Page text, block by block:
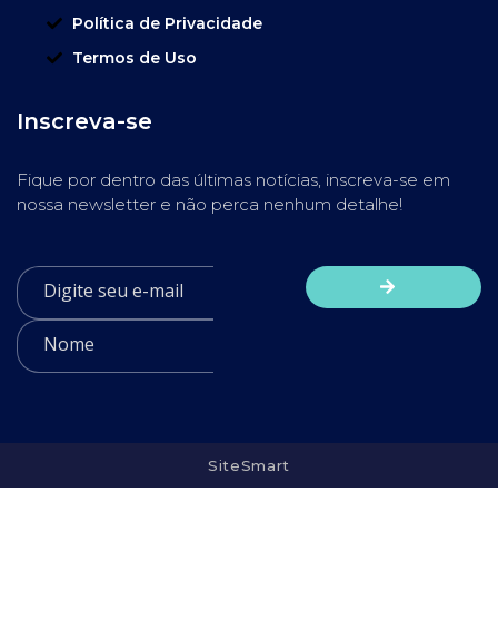
Política de Privacidade
Termos de Uso
Inscreva-se
Fique por dentro das últimas notícias, inscreva-se em
nossa newsletter e não perca nenhum detalhe!
SiteSmart